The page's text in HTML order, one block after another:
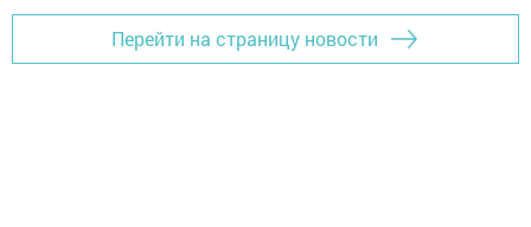
Перейти на страницу новости